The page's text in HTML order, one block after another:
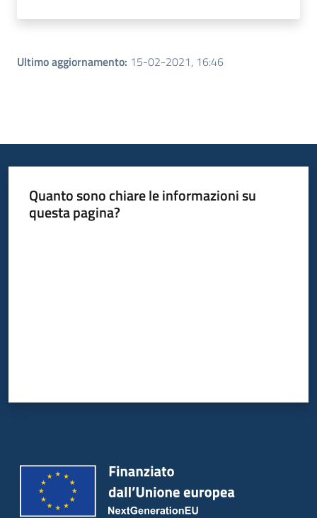
Ultimo aggiornamento: 15-02-2021, 16:46
Quanto sono chiare le informazioni su
questa pagina?